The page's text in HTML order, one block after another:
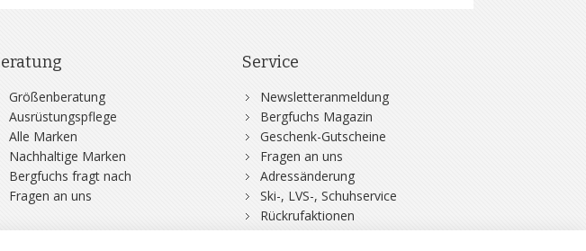
Größenberatung
Ausrüstungspflege
Alle Marken
Nachhaltige Marken
Bergfuchs fragt nach
Fragen an uns
Service
Newsletteranmeldung
Bergfuchs Magazin
Geschenk-Gutscheine
Fragen an uns
Adressänderung
Ski-, LVS-, Schuhservice
Rückrufaktionen
DSV-Skiversicherung